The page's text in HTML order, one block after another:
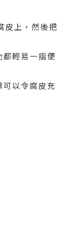
皮上，然後把
輕易一摺便
以令腐皮充